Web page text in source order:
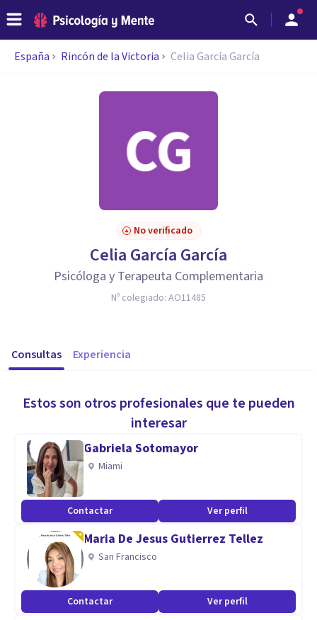
España Rincón de la Victoria Celia García García
No verificado
Celia García García
Psicóloga y Terapeuta Complementaria
Nº colegiado: AO11485
Consultas Experiencia
Estos son otros profesionales que te pueden
interesar
Gabriela Sotomayor
Miami
Contactar Ver perfil
Maria De Jesus Gutierrez Tellez
San Francisco
Contactar Ver perfil